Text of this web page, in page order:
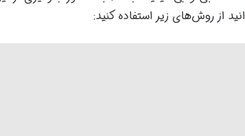
از روش‌های زیر استفاده کنید: